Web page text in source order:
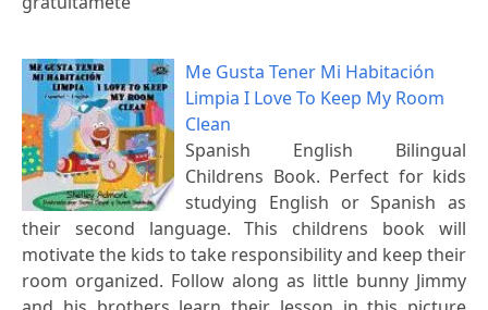
Me Gusta Tener Mi Habitación
Limpia I Love To Keep My Room
Clean
Spanish English Bilingual
Childrens Book. Perfect for kids
studying English or Spanish as
their second language. This childrens book will
motivate the kids to take responsibility and keep their
room organized. Follow along as little bunny Jimmy